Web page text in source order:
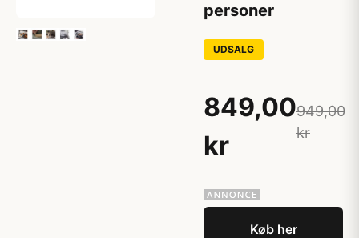
personer
UDSALG
849,00
kr
949,00
kr
Køb her